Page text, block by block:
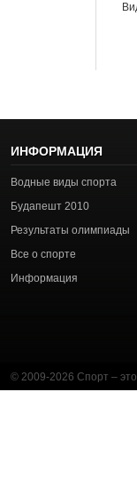
ИНФОРМАЦИЯ
Водные виды спорта
Будапешт 2010
Результаты олимпиады
Все о спорте
Информация
© 2009-2026 Спорт –